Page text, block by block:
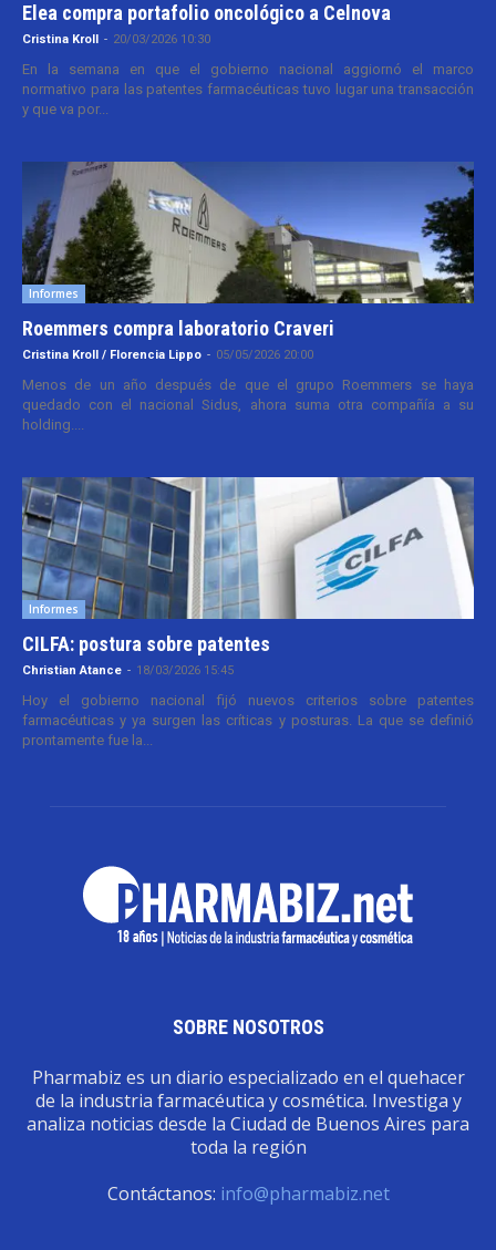
Elea compra portafolio oncológico a Celnova
Cristina Kroll - 20/03/2026 10:30
En la semana en que el gobierno nacional aggiornó el marco
normativo para las patentes farmacéuticas tuvo lugar una transacción
y que va por...
Informes
Roemmers compra laboratorio Craveri
Cristina Kroll / Florencia Lippo - 05/05/2026 20:00
Menos de un año después de que el grupo Roemmers se haya
quedado con el nacional Sidus, ahora suma otra compañía a su
holding....
Informes
CILFA: postura sobre patentes
Christian Atance - 18/03/2026 15:45
Hoy el gobierno nacional fijó nuevos criterios sobre patentes
farmacéuticas y ya surgen las críticas y posturas. La que se definió
prontamente fue la...
SOBRE NOSOTROS
Pharmabiz es un diario especializado en el quehacer
de la industria farmacéutica y cosmética. Investiga y
analiza noticias desde la Ciudad de Buenos Aires para
toda la región
Contáctanos: info@pharmabiz.net